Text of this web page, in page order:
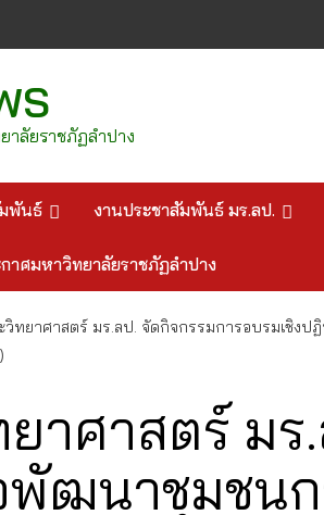
าลัยราชภัฏลำปาง
พันธ์ งานประชาสัมพันธ์ มร.ลป.
าศมหาวิทยาลัยราชภัฏลำปาง
ทยาศาสตร์ มร.ลป. จัดกิจกรรมการอบรมเชิงป
าศาสตร์ มร
ฒนาชุมชนก